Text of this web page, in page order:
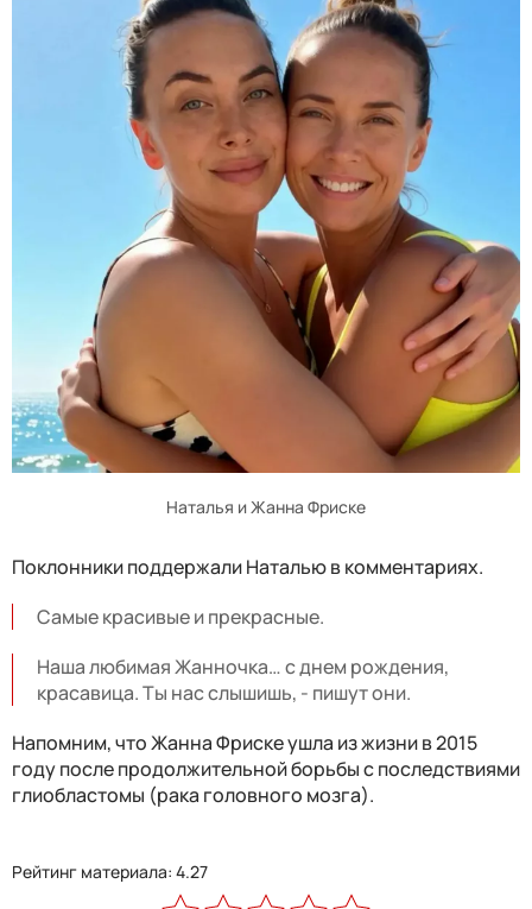
Наталья и Жанна Фриске
Поклонники поддержали Наталью в комментариях.
Самые красивые и прекрасные.
Наша любимая Жанночка… с днем рождения,
красавица. Ты нас слышишь, - пишут они.
Напомним, что Жанна Фриске ушла из жизни в 2015
году после продолжительной борьбы с последствиями
глиобластомы (рака головного мозга).
Рейтинг материала: 4.27